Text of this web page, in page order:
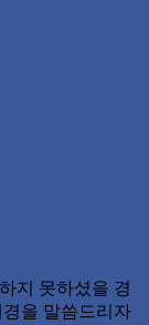
지 못하셨을 경
을 말씀드리자